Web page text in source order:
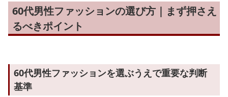
60代男性ファッションの選び方｜まず押さえ
るべきポイント
60代男性ファッションを選ぶうえで重要な判断
基準